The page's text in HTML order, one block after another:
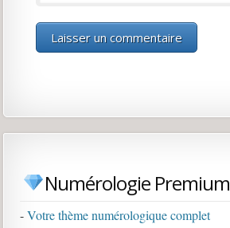
Numérologie Premium
-Votre thème numérologique complet